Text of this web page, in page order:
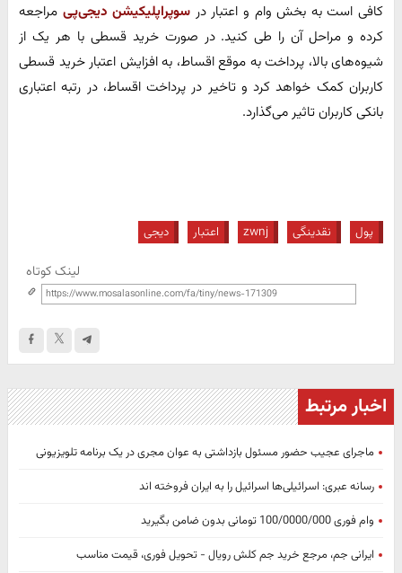
کافی است به بخش وام و اعتبار در سوپراپلیکیشن دیجی‌پی مراجعه
کرده و مراحل آن را طی کنید. در صورت خرید قسطی با هر یک از
شیوه‌های بالا، پرداخت به موقع اقساط، به افزایش اعتبار خرید قسطی
کاربران کمک خواهد کرد و تاخیر در پرداخت اقساط، در رتبه اعتباری
بانکی کاربران تاثیر می‌گذارد.
پول نقدینگی zwnj اعتبار دیجی
لینک کوتاه
اخبار مرتبط
ماجرای عجیب حضور مسئول بازداشتی به عوان مجری در یک برنامه تلویزیونی
رسانه عبری: اسرائیلی‌ها اسرائیل را به ایران فروخته اند
وام فوری 100/0000/000 تومانی بدون ضامن بگیرید
ایرانی جم، مرجع خرید جم کلش رویال - تحویل فوری، قیمت مناسب